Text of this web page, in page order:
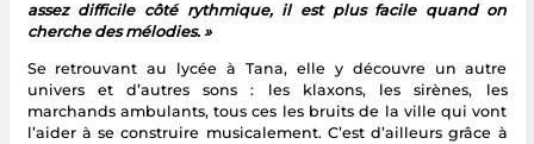
assez difficile côté rythmique, il est plus facile quand on
cherche des mélodies. »
Se retrouvant au lycée à Tana, elle y découvre un autre
univers et d’autres sons : les klaxons, les sirènes, les
marchands ambulants, tous ces les bruits de la ville qui vont
l’aider à se construire musicalement. C’est d’ailleurs grâce à